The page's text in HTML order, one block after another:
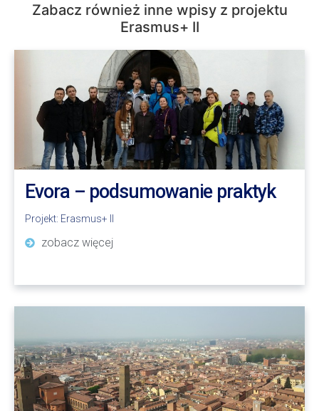
Zabacz również inne wpisy z projektu
Erasmus+ II
Evora – podsumowanie praktyk
Projekt: Erasmus+ II
zobacz więcej